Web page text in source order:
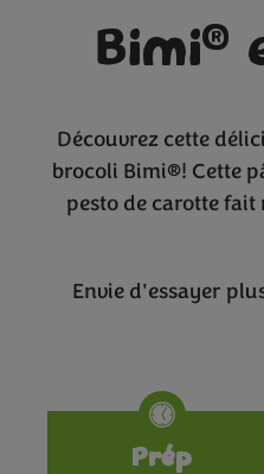
Bimi®
Découvrez cette
brocoli Bimi®! Cette
pesto de carotte
Envie d'essayer
Prép